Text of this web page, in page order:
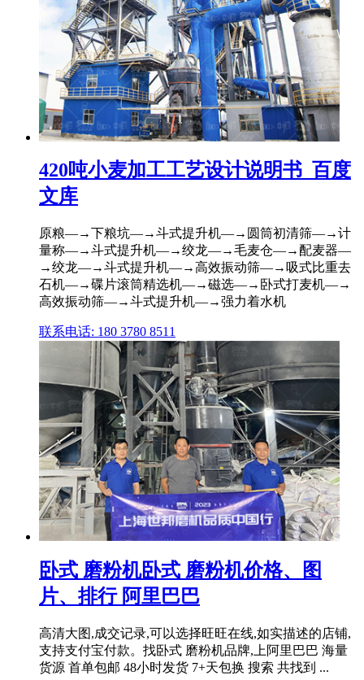
420吨小麦加工工艺设计说明书_百度
文库
原粮—→下粮坑—→斗式提升机—→圆筒初清筛—→计
量称—→斗式提升机—→绞龙—→毛麦仓—→配麦器—
→绞龙—→斗式提升机—→高效振动筛—→吸式比重去
石机—→碟片滚筒精选机—→磁选—→卧式打麦机—→
高效振动筛—→斗式提升机—→强力着水机
联系电话: 180 3780 8511
卧式 磨粉机卧式 磨粉机价格、图
片、排行 阿里巴巴
高清大图,成交记录,可以选择旺旺在线,如实描述的店铺,
支持支付宝付款。找卧式 磨粉机品牌,上阿里巴巴 海量
货源 首单包邮 48小时发货 7+天包换 搜索 共找到 ...